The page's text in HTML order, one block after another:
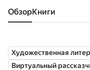
Обзор книги
Художественная
Виртуальный